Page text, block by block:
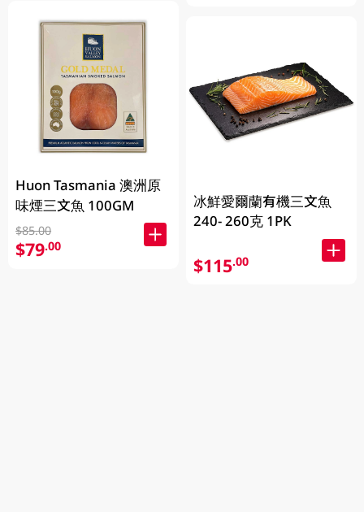
Huon Tasmania 澳洲原
味煙三文魚 100GM
$85.00
$79.00
冰鮮愛爾蘭有機三文魚
240- 260克 1PK
$115.00